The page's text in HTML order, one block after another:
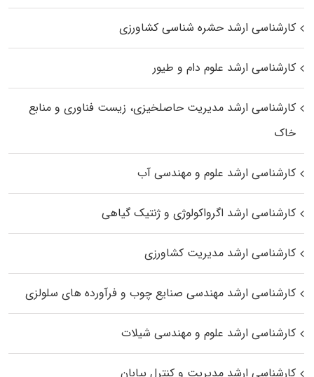
کارشناسی ارشد حشره‌ شناسی کشاورزی
کارشناسی ارشد علوم دام و طیور
کارشناسی ارشد مدیریت حاصلخیزی، زیست فناوری و منابع
خاک
کارشناسی ارشد علوم و مهندسی آب
کارشناسی ارشد اگرواکولوژی و ژنتیک گیاهی
کارشناسی ارشد مدیریت کشاورزی
کارشناسی ارشد مهندسی صنایع چوب و فرآورده‌ های سلولزی
کارشناسی ارشد علوم و مهندسی شیلات
کارشناسی ارشد مدیریت و کنترل بیابان